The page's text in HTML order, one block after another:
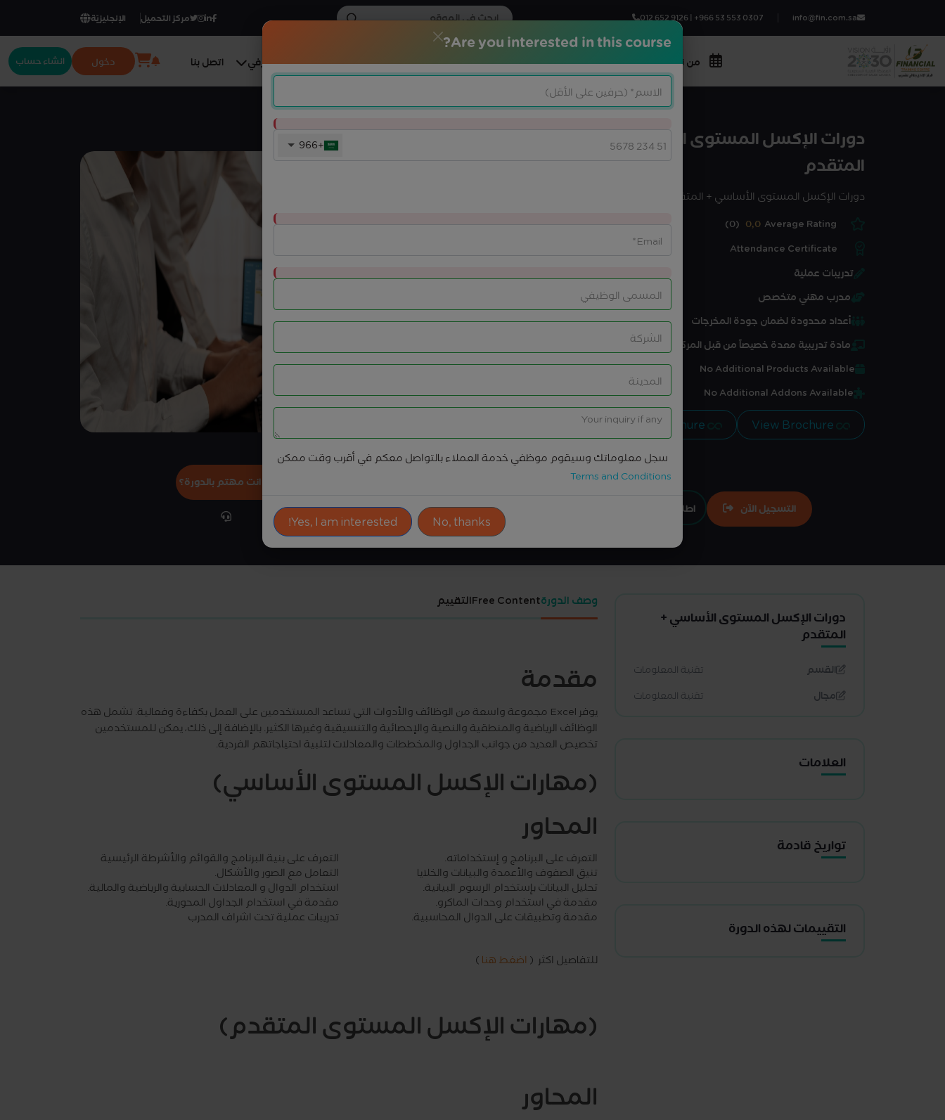
info@fin.com.sa
012 652 9126 | +966 53 553 0307 مركز التحميل الإنجليزيّة
من نحن المجالات التدريبية الشهادات الاحترافية خدماتنا المركز الاعلامي المركز المعرفي اتصل بنا دخول انشاء حساب
دورات الإكسل المستوى الأساسي +
المتقدم
دورات الإكسل المستوى الأساسي + المتقدم
Average Rating
0,0
(0)
Attendance Certificate
تدريبات عملية
مدرب مهني متخصص
أعداد محدودة لضمان جودة المخرجات
مادة تدريبية معدة خصيصاً من قبل المركز
No Additional Products Available
No Additional Addons Available
التسجيل الآن اطلبها تعاقدي
هل انت مهتم بالدورة؟
دورات الإكسل المستوى الأساسي +
المتقدم
القسم
تقنية المعلومات
مجال
تقنية المعلومات
العلامات
تواريخ قادمة
التقييمات لهذه الدورة
وصف الدورةFree Contentالتقييم
مقدمة
يوفر Excel مجموعة واسعة من الوظائف والأدوات التي تساعد المستخدمين على العمل بكفاءة وفعالية. تشمل هذه
الوظائف الرياضية والمنطقية والنصية والإحصائية والتنسيقية وغيرها الكثير. بالإضافة إلى ذلك، يمكن للمستخدمين
تخصيص العديد من جوانب الجداول والمخططات والمعادلات لتلبية احتياجاتهم الفردية.
(مهارات الإكسل المستوى الأساسي)
المحاور
التعرف على البرنامج و إستخداماته.
التعرف على بنية البرنامج والقوائم والأشرطة الرئيسية
تنيق الصفوف والأعمدة والبيانات والخلايا
التعامل مع الصور والأشكال.
تحليل البيانات بإستخدام الرسوم البيانية.
استخدام الدوال و المعادلات الحسابية والرياضية والمالية.
مقدمة في استخدام وحدات الماكرو.
مقدمة في استخدام الجداول المحورية.
مقدمة وتطبيقات على الدوال المحاسبية.
تدريبات عملية تحت اشراف المدرب
للتفاصيل اكثر ( اضغط هنا )
(مهارات الإكسل المستوى المتقدم)
المحاور
Are you interested in this course?
+966
سجل معلوماتك وسيقوم موظفي خدمة العملاء بالتواصل معكم في أقرب وقت ممكن
Terms and Conditions
No, thanks
Yes, I am interested!